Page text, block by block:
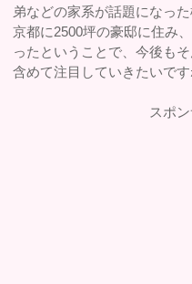
弟などの家系が話題になっ
京都に2500坪の豪邸に住み
ったということで、今後も
含めて注目していきたいです
スポ